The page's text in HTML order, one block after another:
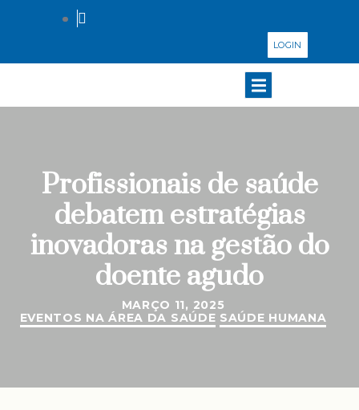
LOGIN
Profissionais de saúde
debatem estratégias
inovadoras na gestão do
doente agudo
MARÇO 11, 2025
EVENTOS NA ÁREA DA SAÚDE SAÚDE HUMANA